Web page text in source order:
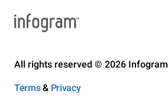
All rights reserved © 2026 Infogram
Terms& Privacy